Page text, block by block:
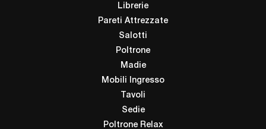
Librerie
Pareti Attrezzate
Salotti
Poltrone
Madie
Mobili Ingresso
Tavoli
Sedie
Poltrone Relax